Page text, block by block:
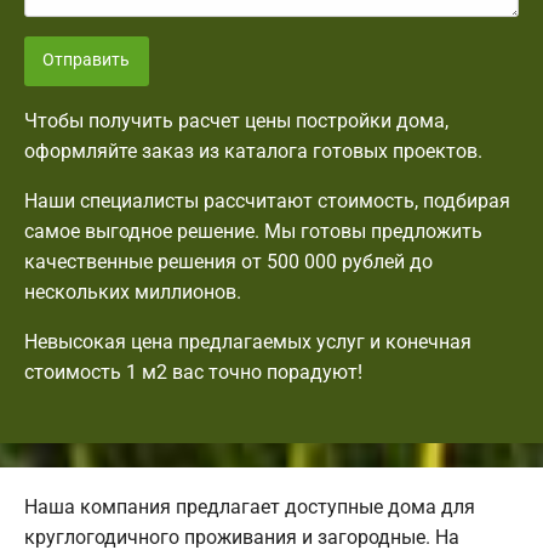
Отправить
Чтобы получить расчет цены постройки дома,
оформляйте заказ из каталога готовых проектов.
Наши специалисты рассчитают стоимость, подбирая
самое выгодное решение. Мы готовы предложить
качественные решения от 500 000 рублей до
нескольких миллионов.
Невысокая цена предлагаемых услуг и конечная
стоимость 1 м2 вас точно порадуют!
Наша компания предлагает доступные дома для
круглогодичного проживания и загородные. На